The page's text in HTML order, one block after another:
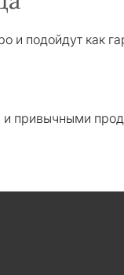
и подойдут как
привычными